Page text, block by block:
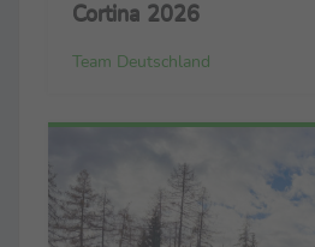
Cortina 2026
Team Deutschland